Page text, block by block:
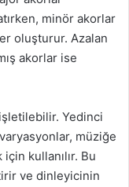
minör akorlar
oluşturur. Azalan
akorlar ise
Yedinci
müziğe
kullanılır. Bu
ve dinleyicinin